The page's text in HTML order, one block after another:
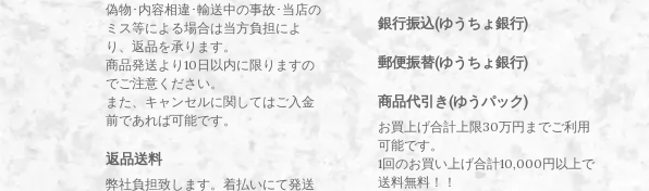
偽物･内容相違･輸送中の事故･当店の
ミス等による場合は当方負担によ
り、返品を承ります。
商品発送より10日以内に限りますの
でご注意ください。
また、キャンセルに関してはご入金
前であれば可能です。
返品送料
弊社負担致します。着払いにて発送
銀行振込(ゆうちょ銀行)
郵便振替(ゆうちょ銀行)
商品代引き(ゆうパック)
お買上げ合計上限30万円までご利用
可能です。
1回のお買い上げ合計10,000円以上で
送料無料！！